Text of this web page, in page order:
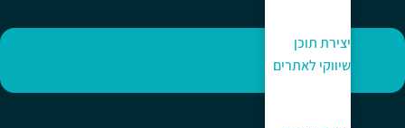
יצירת תוכן
שיווקי לאתרים